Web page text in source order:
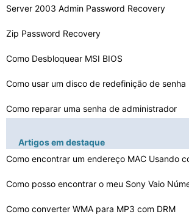
Server 2003 Admin Password Recovery
Zip Password Recovery
Como Desbloquear MSI BIOS
Como usar um disco de redefinição de senha
Como reparar uma senha de administrador
USB Bootable Recovery Senha
Artigos em destaque
Como converter WMA para MP3 com DRM